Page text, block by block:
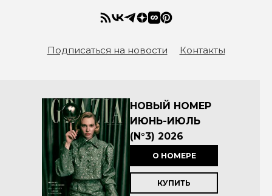
Подписаться на новости Контакты
НОВЫЙ НОМЕР
ИЮНЬ-ИЮЛЬ
(N°3) 2026
О НОМЕРЕ
КУПИТЬ